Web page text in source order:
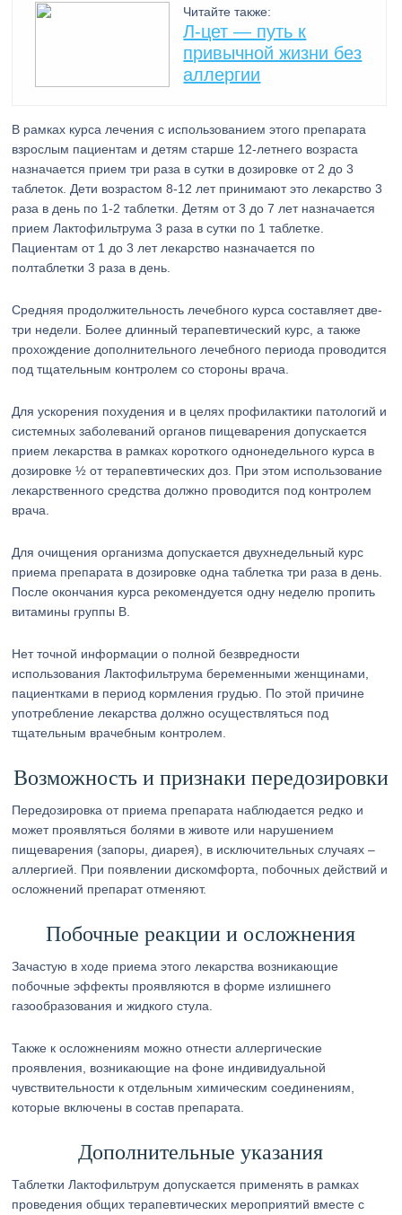
Читайте также:
Л-цет — путь к
привычной жизни без
аллергии
В рамках курса лечения с использованием этого препарата
взрослым пациентам и детям старше 12-летнего возраста
назначается прием три раза в сутки в дозировке от 2 до 3
таблеток. Дети возрастом 8-12 лет принимают это лекарство 3
раза в день по 1-2 таблетки. Детям от 3 до 7 лет назначается
прием Лактофильтрума 3 раза в сутки по 1 таблетке.
Пациентам от 1 до 3 лет лекарство назначается по
полтаблетки 3 раза в день.
Средняя продолжительность лечебного курса составляет две-
три недели. Более длинный терапевтический курс, а также
прохождение дополнительного лечебного периода проводится
под тщательным контролем со стороны врача.
Для ускорения похудения и в целях профилактики патологий и
системных заболеваний органов пищеварения допускается
прием лекарства в рамках короткого однонедельного курса в
дозировке ½ от терапевтических доз. При этом использование
лекарственного средства должно проводится под контролем
врача.
Для очищения организма допускается двухнедельный курс
приема препарата в дозировке одна таблетка три раза в день.
После окончания курса рекомендуется одну неделю пропить
витамины группы B.
Нет точной информации о полной безвредности
использования Лактофильтрума беременными женщинами,
пациентками в период кормления грудью. По этой причине
употребление лекарства должно осуществляться под
тщательным врачебным контролем.
Возможность и признаки передозировки
Передозировка от приема препарата наблюдается редко и
может проявляться болями в животе или нарушением
пищеварения (запоры, диарея), в исключительных случаях –
аллергией. При появлении дискомфорта, побочных действий и
осложнений препарат отменяют.
Побочные реакции и осложнения
Зачастую в ходе приема этого лекарства возникающие
побочные эффекты проявляются в форме излишнего
газообразования и жидкого стула.
Также к осложнениям можно отнести аллергические
проявления, возникающие на фоне индивидуальной
чувствительности к отдельным химическим соединениям,
которые включены в состав препарата.
Дополнительные указания
Таблетки Лактофильтрум допускается применять в рамках
проведения общих терапевтических мероприятий вместе с